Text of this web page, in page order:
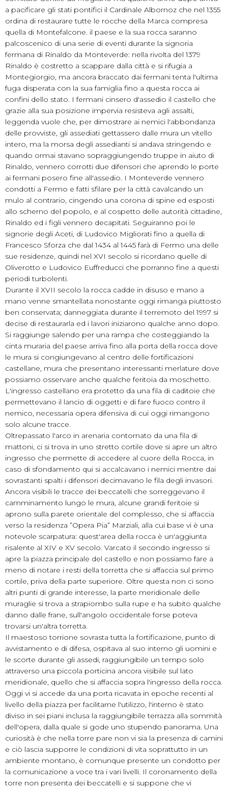
a pacificare gli stati pontifici il Cardinale Albornoz che nel 1355
ordina di restaurare tutte le rocche della Marca compresa
quella di Montefalcone. il paese e la sua rocca saranno
palcoscenico di una serie di eventi durante la signoria
fermana di Rinaldo da Monteverde: nella rivolta del 1379
Rinaldo è costretto a scappare dalla città e si rifugia a
Montegiorgio, ma ancora braccato dai fermani tenta l'ultima
fuga disperata con la sua famiglia fino a questa rocca ai
confini dello stato. I fermani cinsero d'assedio il castello che
grazie alla sua posizione impervia resisteva agli assalti,
leggenda vuole che, per dimostrare ai nemici l'abbondanza
delle provviste, gli assediati gettassero dalle mura un vitello
intero, ma la morsa degli assedianti si andava stringendo e
quando ormai stavano sopraggiungendo truppe in aiuto di
Rinaldo, vennero corrotti due difensori che aprendo le porte
ai fermani posero fine all'assedio. I Monteverde vennero
condotti a Fermo e fatti sfilare per la città cavalcando un
mulo al contrario, cingendo una corona di spine ed esposti
allo scherno del popolo, e al cospetto delle autorità cittadine,
Rinaldo ed i figli vennero decapitati. Seguiranno poi le
signorie degli Aceti, di Ludovico Migliorati fino a quella di
Francesco Sforza che dal 1434 al 1445 farà di Fermo una delle
sue residenze, quindi nel XVI secolo si ricordano quelle di
Oliverotto e Ludovico Euffreducci che porranno fine a questi
periodi turbolenti.
Durante il XVII secolo la rocca cadde in disuso e mano a
mano venne smantellata nonostante oggi rimanga piuttosto
ben conservata; danneggiata durante il terremoto del 1997 si
decise di restaurarla ed i lavori iniziarono qualche anno dopo.
Si raggiunge salendo per una rampa che costeggiando la
cinta muraria del paese arriva fino alla porta della rocca dove
le mura si congiungevano al centro delle fortificazioni
castellane, mura che presentano interessanti merlature dove
possiamo osservare anche qualche feritoia da moschetto.
L'ingresso castellano era protetto da una fila di caditoie che
permettevano il lancio di oggetti e di fare fuoco contro il
nemico, necessaria opera difensiva di cui oggi rimangono
solo alcune tracce.
Oltrepassato l'arco in arenaria contornato da una fila di
mattoni, ci si trova in uno stretto cortile dove si apre un altro
ingresso che permette di accedere al cuore della Rocca, in
caso di sfondamento qui si accalcavano i nemici mentre dai
sovrastanti spalti i difensori decimavano le fila degli invasori.
Ancora visibili le tracce dei beccatelli che sorreggevano il
camminamento lungo le mura, alcune grandi feritoie si
aprono sulla parete orientale del complesso, che si affaccia
verso la residenza ”Opera Pia” Marziali, alla cui base vi è una
notevole scarpatura: quest'area della rocca è un'aggiunta
risalente al XIV e XV secolo. Varcato il secondo ingresso si
apre la piazza principale del castello e non possiamo fare a
meno di notare i resti della torretta che si affaccia sul primo
cortile, priva della parte superiore. Oltre questa non ci sono
altri punti di grande interesse, la parte meridionale delle
muraglie si trova a strapiombo sulla rupe e ha subito qualche
danno dalle frane, sull'angolo occidentale forse poteva
trovarsi un'altra torretta.
Il maestoso torrione sovrasta tutta la fortificazione, punto di
avvistamento e di difesa, ospitava al suo interno gli uomini e
le scorte durante gli assedi, raggiungibile un tempo solo
attraverso una piccola porticina ancora visibile sul lato
meridionale, quello che si affaccia sopra l'ingresso della rocca.
Oggi vi si accede da una porta ricavata in epoche recenti al
livello della piazza per facilitarne l'utilizzo, l'interno è stato
diviso in sei piani inclusa la raggiungibile terrazza alla sommità
dell'opera, dalla quale si gode uno stupendo panorama. Una
curiosità è che nella torre pare non vi sia la presenza di camini
e ciò lascia supporre le condizioni di vita soprattutto in un
ambiente montano, è comunque presente un condotto per
la comunicazione a voce tra i vari livelli. Il coronamento della
torre non presenta dei beccatelli e si suppone che vi